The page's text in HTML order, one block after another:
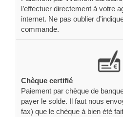
l’effectuer directement à votre
internet. Ne pas oublier
commande.
Chèque certifié
Paiement par chèque de
payer le solde. Il faut nous
fax) que le chèque à bien été